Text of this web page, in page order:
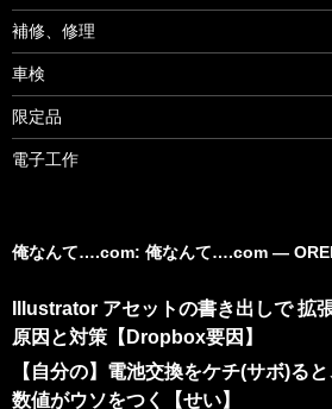
補修、修理
車検
限定品
電子工作
俺なんて….com: 俺なんて….com ―
Illustrator アセットの書き出しで 拡
原因と対策【Dropbox要因】
【自分の】電池交換をケチ(サボ)る
数値がウソをつく【せい】